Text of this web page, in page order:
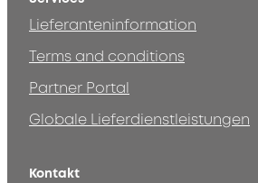
Lieferanteninformation
Terms and conditions
Partner Portal
Globale Lieferdienstleistungen
Kontakt